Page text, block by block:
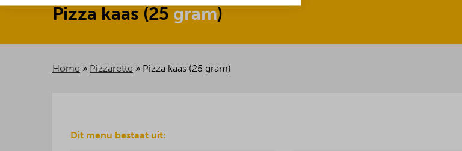
Pizza kaas (25 gram)
Home » Pizzarette » Pizza kaas (25 gram)
Dit menu bestaat uit: